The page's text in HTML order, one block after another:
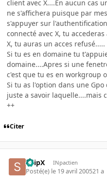
client avec X....En aucun cas
ne s'affichera puisque par
s'appuyer sur
connecté avec X, tu
X, tu auras un acces refusé.....
Si tu es en domaine tu
domaine....Apres si une
c'est que tu es en workgroup
Si tu as l'option dans une
juste a savoir laquelle....mais
++
Citer
SnipX INpactien
Posté(e) le 19 avril 200521 a